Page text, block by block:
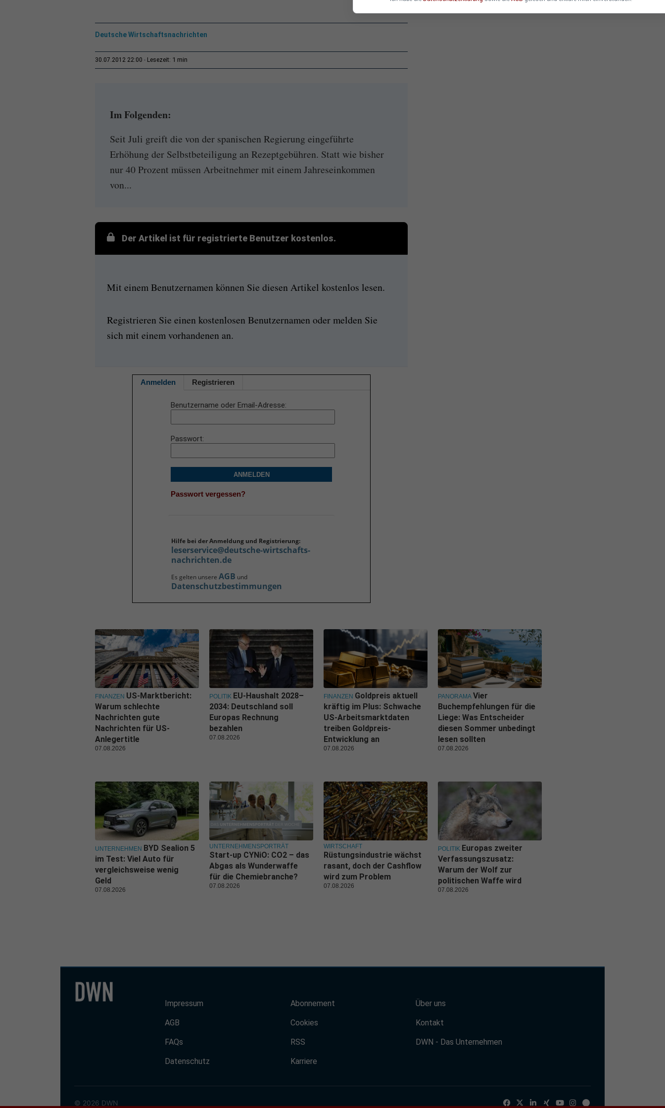
Deutsche Wirtschaftsnachrichten
30.07.2012 22:00 Lesezeit: 1 min
Im Folgenden:
Seit Juli greift die von der spanischen Regierung eingeführte
Erhöhung der Selbstbeteiligung an Rezeptgebühren. Statt wie bisher
nur 40 Prozent müssen Arbeitnehmer mit einem Jahreseinkommen
von...
Der Artikel ist für registrierte Benutzer kostenlos.
Mit einem Benutzernamen können Sie diesen Artikel kostenlos lesen.
Registrieren Sie einen kostenlosen Benutzernamen oder melden Sie
sich mit einem vorhandenen an.
Anmelden Registrieren
Benutzername oder Email-Adresse
Passwort
ANMELDEN
Passwort vergessen?
Hilfe bei der Anmeldung und Registrierung:
leserservice@deutsche-wirtschafts-
nachrichten.de
Es gelten unsere AGB und
Datenschutzbestimmungen
FINANZEN US-Marktbericht:
Warum schlechte
Nachrichten gute
Nachrichten für US-
Anlegertitle
07.08.2026
POLITIK EU-Haushalt 2028–
2034: Deutschland soll
Europas Rechnung
bezahlen
07.08.2026
FINANZEN Goldpreis aktuell
kräftig im Plus: Schwache
US-Arbeitsmarktdaten
treiben Goldpreis-
Entwicklung an
07.08.2026
PANORAMA Vier
Buchempfehlungen für die
Liege: Was Entscheider
diesen Sommer unbedingt
lesen sollten
07.08.2026
UNTERNEHMEN BYD Sealion 5
im Test: Viel Auto für
vergleichsweise wenig
Geld
07.08.2026
UNTERNEHMENSPORTRÄT
Start-up CYNiO: CO2 – das
Abgas als Wunderwaffe
für die Chemiebranche?
07.08.2026
WIRTSCHAFT
Rüstungsindustrie wächst
rasant, doch der Cashflow
wird zum Problem
07.08.2026
POLITIK Europas zweiter
Verfassungszusatz:
Warum der Wolf zur
politischen Waffe wird
07.08.2026
Impressum
AGB
FAQs
Datenschutz
Abonnement
Cookies
RSS
Karriere
Über uns
Kontakt
DWN - Das Unternehmen
© 2026 DWN